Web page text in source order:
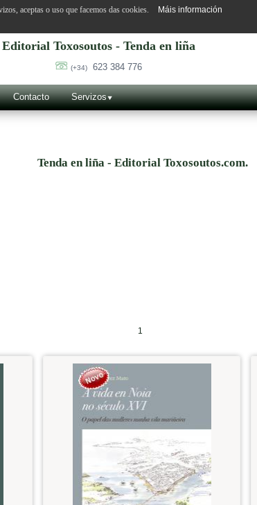
Editorial Toxosoutos - Tenda en liña
(+34) 623 384 776
Contacto Servizos
Tenda en liña - Editorial Toxosoutos.com.
1
aceptas o uso que facemos das cookies. Máis información